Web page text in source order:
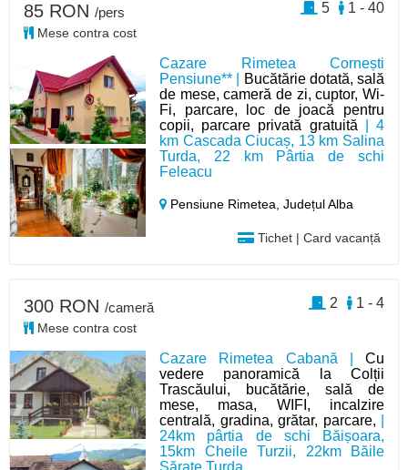
Cazare Rimetea Cornești
Pensiune** |
Bucătărie dotată, sală
de mese, cameră de zi, cuptor, Wi-
Fi, parcare, loc de joacă pentru
copii, parcare privată gratuită | 4
km Cascada Ciucaș, 13 km Salina
Turda, 22 km Pârtia de schi
Feleacu
Pensiune Rimetea,Județul Alba
Tichet | Card vacanță
85 RON /pers
Mese contra cost
1 - 40
5
Cazare Rimetea Cabană | Cu
vedere panoramică la Colții
Trascăului, bucătărie, sală de
mese, masa, WIFI, incalzire
centrală, gradina, grătar, parcare,
24km pârtia de schi Băișoara,
15km Cheile Turzii, 22km Băile
Sărate Turda
300 RON /cameră
Mese contra cost
1 - 4
2